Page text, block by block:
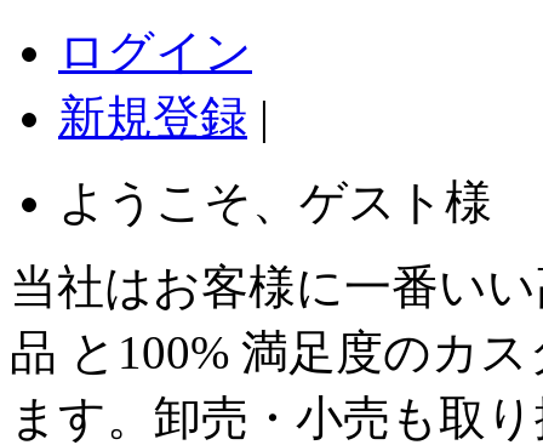
ログイン
新規登録 |
ようこそ、ゲスト様
当社はお客様に一番い
品 と100% 満足度のカ
ます。卸売・小売も取